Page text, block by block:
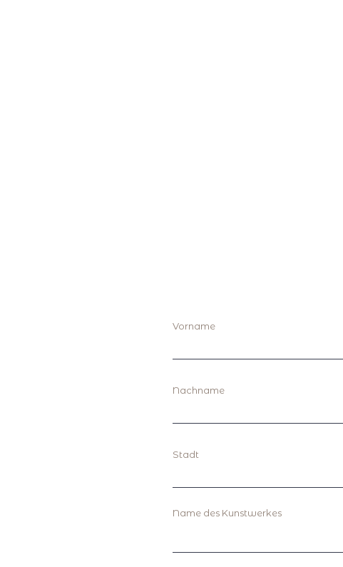
Vorname
Nachname
Stadt
Name des Kunstwerkes